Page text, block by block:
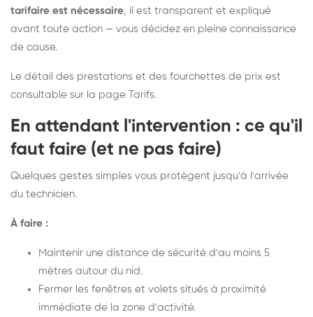
tarifaire est nécessaire, il est transparent et expliqué
avant toute action — vous décidez en pleine connaissance
de cause.
Le détail des prestations et des fourchettes de prix est
consultable sur la page Tarifs.
En attendant l'intervention : ce qu'il
faut faire (et ne pas faire)
Quelques gestes simples vous protègent jusqu'à l'arrivée
du technicien.
À faire :
Maintenir une distance de sécurité d'au moins 5
mètres autour du nid.
Fermer les fenêtres et volets situés à proximité
immédiate de la zone d'activité.